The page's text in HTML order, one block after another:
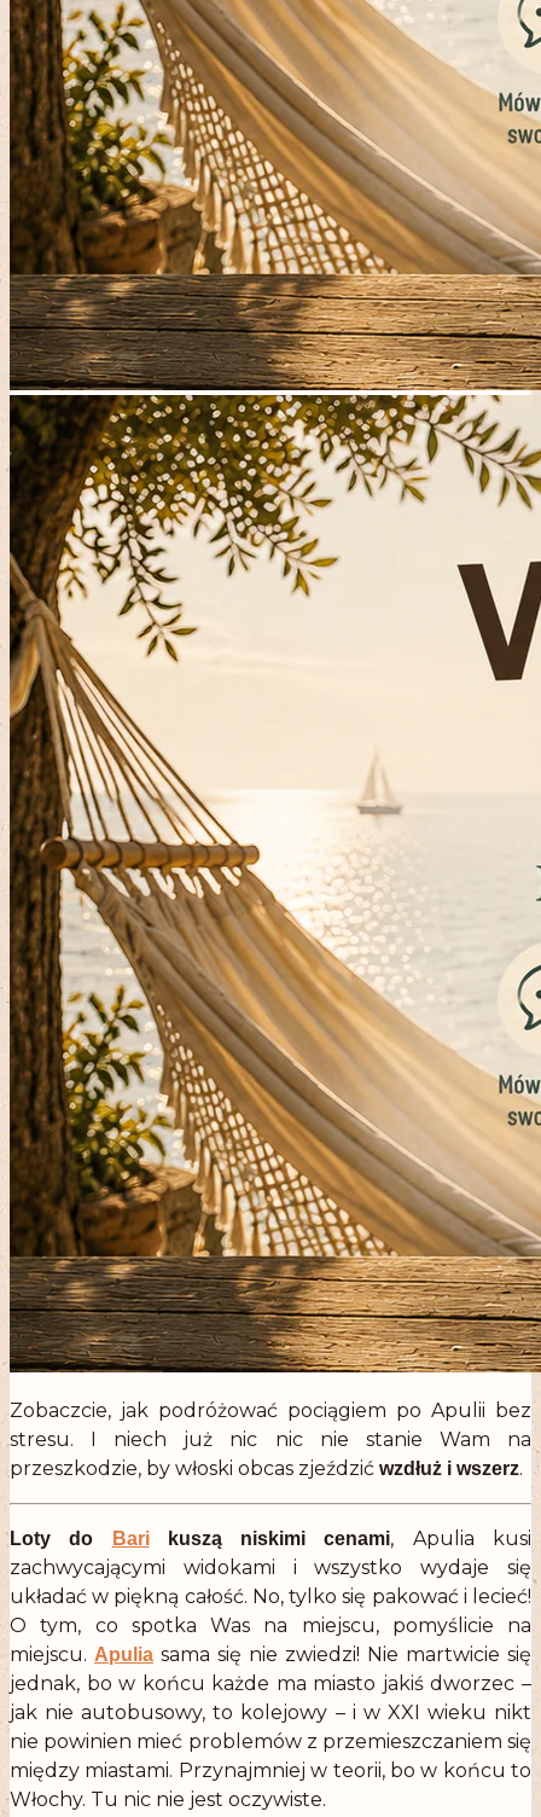
Zobaczcie, jak podróżować pociągiem po Apulii bez
stresu. I niech już nic nic nie stanie Wam na
przeszkodzie, by włoski obcas zjeździć wzdłuż i wszerz.
Loty do Barikuszą niskimi cenami, Apulia kusi
zachwycającymi widokami i wszystko wydaje się
układać w piękną całość. No, tylko się pakować i lecieć!
O tym, co spotka Was na miejscu, pomyślicie na
miejscu. Apulia sama się nie zwiedzi! Nie martwicie się
jednak, bo w końcu każde ma miasto jakiś dworzec –
jak nie autobusowy, to kolejowy – i w XXI wieku nikt
nie powinien mieć problemów z przemieszczaniem się
między miastami. Przynajmniej w teorii, bo w końcu to
Włochy. Tu nic nie jest oczywiste.